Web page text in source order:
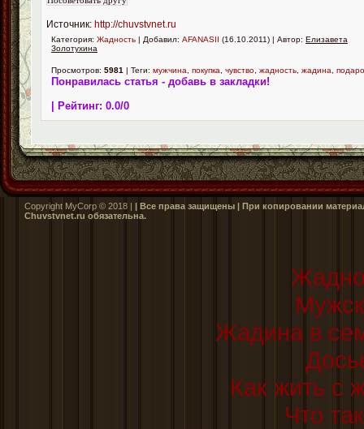
Источник: http://chuvstvnet.ru
Категория: Жадность | Добавил: AFANASII (16.10.2011) | Автор: Елизавета
Золотухина
Просмотров: 5981 | Теги: мужчина покупка чувство жадность жадина
Понравилась статья - добавь в закладки!
| Рейтинг: 0.0/0
Copyright MyCorp © 2018 | | Все права защищены | При копировании
Сhuvstvnet.ru обязательна.
Жадина в
Как жить с
Что